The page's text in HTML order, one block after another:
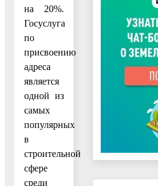
на 20%.
Госуслуга
по
присвоению
адреса
является
одной из
самых
популярных
в
строительной
сфере
среди